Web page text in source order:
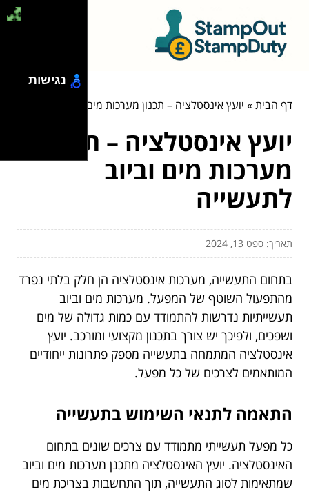
דף הבית» יועץ אינסטלציה – תכנון מערכות מים וביוב לתעשייה
יועץ אינסטלציה – תכנון
מערכות מים וביוב
לתעשייה
תאריך: ספט 13, 2024
בתחום התעשייה, מערכות אינסטלציה הן חלק בלתי נפרד
מהתפעול השוטף של המפעל. מערכות מים וביוב
תעשייתיות נדרשות להתמודד עם כמות גדולה של מים
ושפכים, ולפיכך יש צורך בתכנון מקצועי ומורכב. יועץ
אינסטלציה המתמחה בתעשייה מספק פתרונות ייחודיים
המותאמים לצרכים של כל מפעל.
התאמה לתנאי השימוש בתעשייה
כל מפעל תעשייתי מתמודד עם צרכים שונים בתחום
האינסטלציה. יועץ האינסטלציה מתכנן מערכות מים וביוב
שמתאימות לסוג התעשייה, תוך התחשבות בצריכת מים
נגישות